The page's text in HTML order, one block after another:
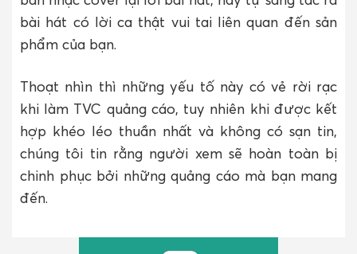
bài hát có lời ca thật vui tai liên quan đến sản
phẩm của bạn.
Thoạt nhìn thì những yếu tố này có vẻ rời rạc
khi làm TVC quảng cáo, tuy nhiên khi được kết
hợp khéo léo thuần nhất và không có sạn tin,
chúng tôi tin rằng người xem sẽ hoàn toàn bị
chinh phục bởi những quảng cáo mà bạn mang
đến.